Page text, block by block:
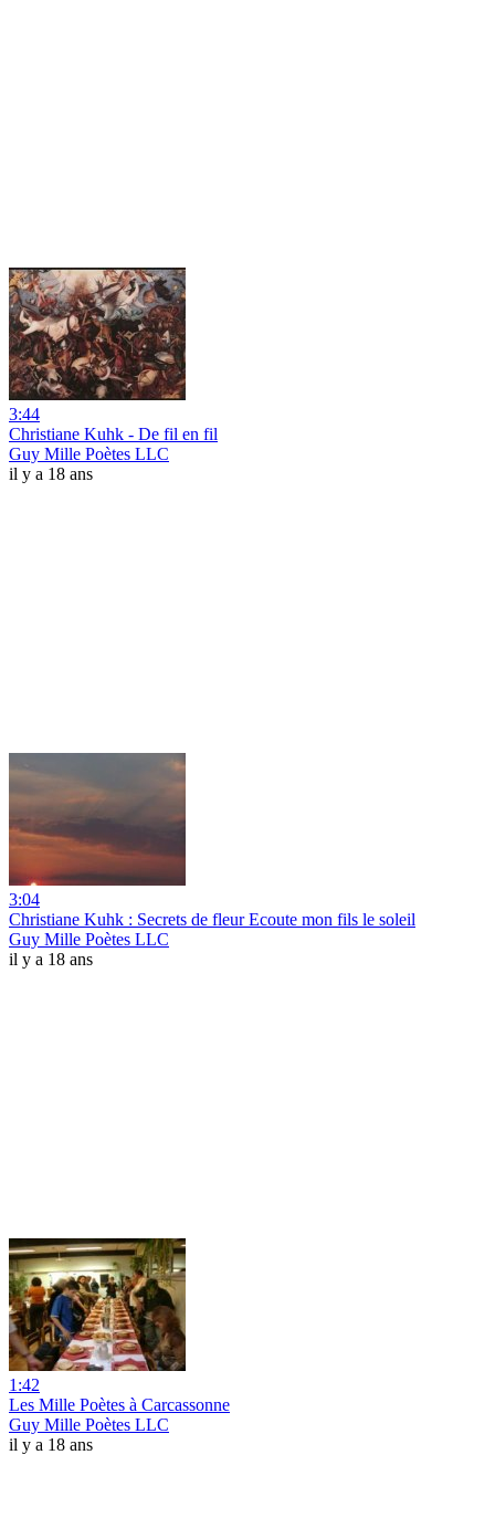
3:44
Christiane Kuhk - De fil en fil
Guy Mille Poètes LLC
il y a 18 ans
3:04
Christiane Kuhk : Secrets de fleur Ecoute mon fils le soleil
Guy Mille Poètes LLC
il y a 18 ans
1:42
Les Mille Poètes à Carcassonne
Guy Mille Poètes LLC
il y a 18 ans